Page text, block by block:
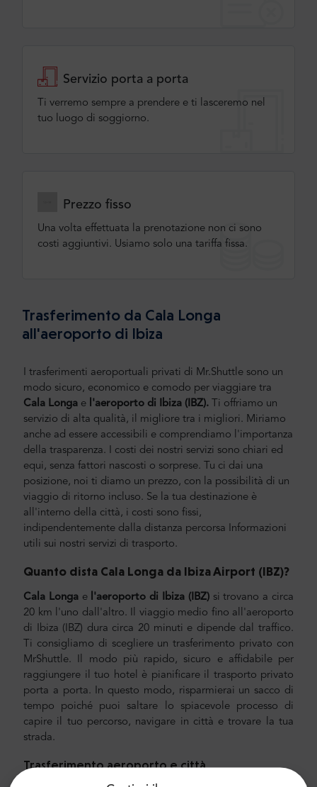
Servizio porta a porta
Ti verremo sempre a prendere e ti lasceremo nel
tuo luogo di soggiorno.
Prezzo fisso
Una volta effettuata la prenotazione non ci sono
costi aggiuntivi. Usiamo solo una tariffa fissa.
Trasferimento da Cala Longa
all'aeroporto di Ibiza
I trasferimenti aeroportuali privati di Mr.Shuttle sono un
modo sicuro, economico e comodo per viaggiare tra
Cala Longa e l'aeroporto di Ibiza (IBZ).
Ti offriamo un
servizio di alta qualità, il migliore tra i migliori. Miriamo
anche ad essere accessibili e comprendiamo l'importanza
della trasparenza. I costi dei nostri servizi sono chiari ed
equi, senza fattori nascosti o sorprese. Tu ci dai una
posizione, noi ti diamo un prezzo, con la possibilità di un
viaggio di ritorno incluso. Se la tua destinazione è
all'interno della città, i costi sono fissi,
indipendentemente dalla distanza percorsa
Informazioni
utili sui nostri servizi di trasporto.
Quanto dista Cala Longa da Ibiza Airport (IBZ)?
Cala Longa el'aeroporto di Ibiza (IBZ)si trovano a circa
20 km l'uno dall'altro. Il viaggio medio fino all'aeroporto
di Ibiza (IBZ) dura circa 20 minuti e dipende dal traffico.
Ti consigliamo di scegliere un trasferimento privato con
MrShuttle. Il modo più rapido, sicuro e affidabile per
raggiungere il tuo hotel è pianificare il trasporto privato
porta a porta. In questo modo, risparmierai un sacco di
tempo poiché puoi saltare lo spiacevole processo di
capire il tuo percorso, navigare in città e trovare la tua
strada.
Trasferimento aeroporto e città